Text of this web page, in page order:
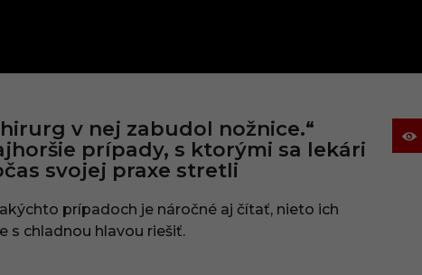
v nej zabudol nožnice.“
prípady, s ktorými sa lekári
svojej praxe stretli
prípadoch je náročné aj čítať, nieto ich
s chladnou hlavou riešiť.